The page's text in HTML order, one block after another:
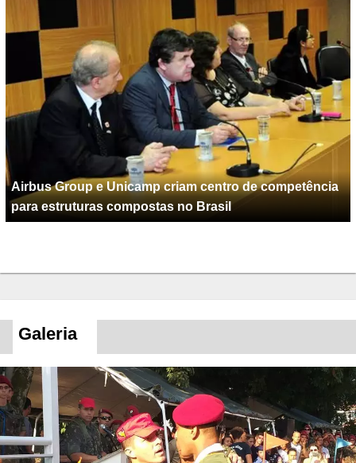
Airbus Group e Unicamp criam centro de competência
para estruturas compostas no Brasil
Galeria